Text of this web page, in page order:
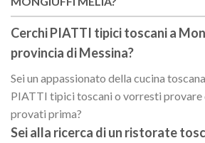
Cerchi PIATTI tipici toscani a
provincia diMessina?
Sei un appassionato della cucina
PIATTI tipici toscani o vorresti provare
provati prima?
Sei alla ricerca di un ristorate